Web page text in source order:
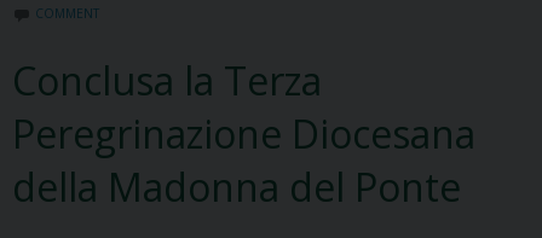
COMMENT
Conclusa la Terza
Peregrinazione Diocesana
della Madonna del Ponte